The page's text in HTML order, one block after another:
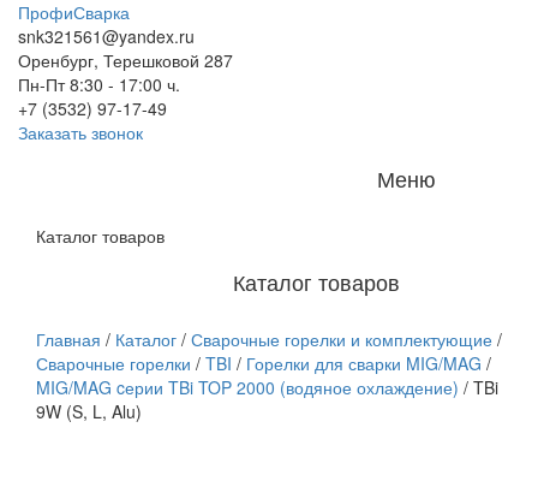
ПрофиСварка
snk321561@yandex.ru
Оренбург, Терешковой 287
Пн-Пт 8:30 - 17:00 ч.
+7 (3532) 97-17-49
Заказать звонок
Меню
Каталог товаров
Каталог товаров
Главная / Каталог / Сварочные горелки и комплектующие /
Сварочные горелки / TBI / Горелки для сварки MIG/MAG /
MIG/MAG cерии TBi TOP 2000 (водяное охлаждение) / TBi
9W (S, L, Alu)